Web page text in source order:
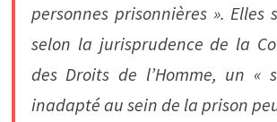
personnes prisonnières ». Elles
selon la jurisprudence de la
des Droits de l’Homme, un «
inadapté au sein de la prison